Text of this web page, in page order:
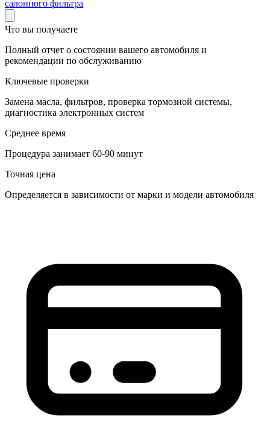
салонного фильтра
Что вы получаете
Полный отчет о состоянии вашего автомобиля и
рекомендации по обслуживанию
Ключевые проверки
Замена масла, фильтров, проверка тормозной системы,
диагностика электронных систем
Среднее время
Процедура занимает 60-90 минут
Точная цена
Определяется в зависимости от марки и модели автомобиля